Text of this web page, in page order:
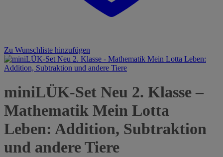
Zu Wunschliste hinzufügen
miniLÜK-Set Neu 2. Klasse –
Mathematik Mein Lotta
Leben: Addition, Subtraktion
und andere Tiere